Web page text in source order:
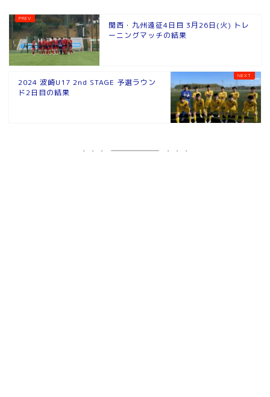
関西・九州遠征4日目 3月26日(火) トレ
ーニングマッチの結果
2024 波崎U17 2nd STAGE 予選ラウン
ド2日目の結果